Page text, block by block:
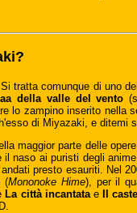
tratta comunque di uno
della valle del vento
lo zampino inserito nella
di Miyazaki, e ditemi
maggior parte delle
il naso ai puristi degli
presto esauriti. Nel
(Mononoke Hime), per il
La città incantatae
Il